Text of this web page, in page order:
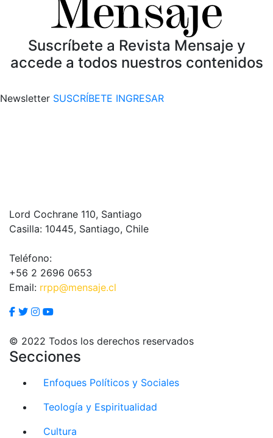
Suscríbete a Revista Mensaje y
accede a todos nuestros contenidos
Newsletter SUSCRÍBETE INGRESAR
Lord Cochrane 110, Santiago
Casilla: 10445, Santiago, Chile
Teléfono:
+56 2 2696 0653
Email: rrpp@mensaje.cl
© 2022 Todos los derechos reservados
Secciones
Enfoques Políticos y Sociales
Teología y Espiritualidad
Cultura